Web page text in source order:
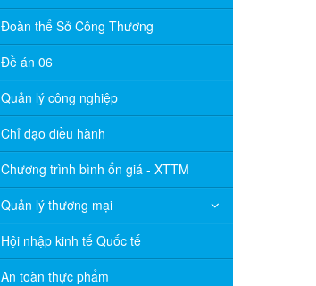
Đoàn thể Sở Công Thương
Đề án 06
Quản lý công nghiệp
Chỉ đạo điều hành
Chương trình bình ổn giá - XTTM
Quản lý thương mại
Hội nhập kinh tế Quốc tế
An toàn thực phẩm